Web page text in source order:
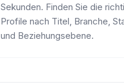
Sekunden. Finden Sie die
Profile nach Titel, Branche,
und Beziehungsebene.